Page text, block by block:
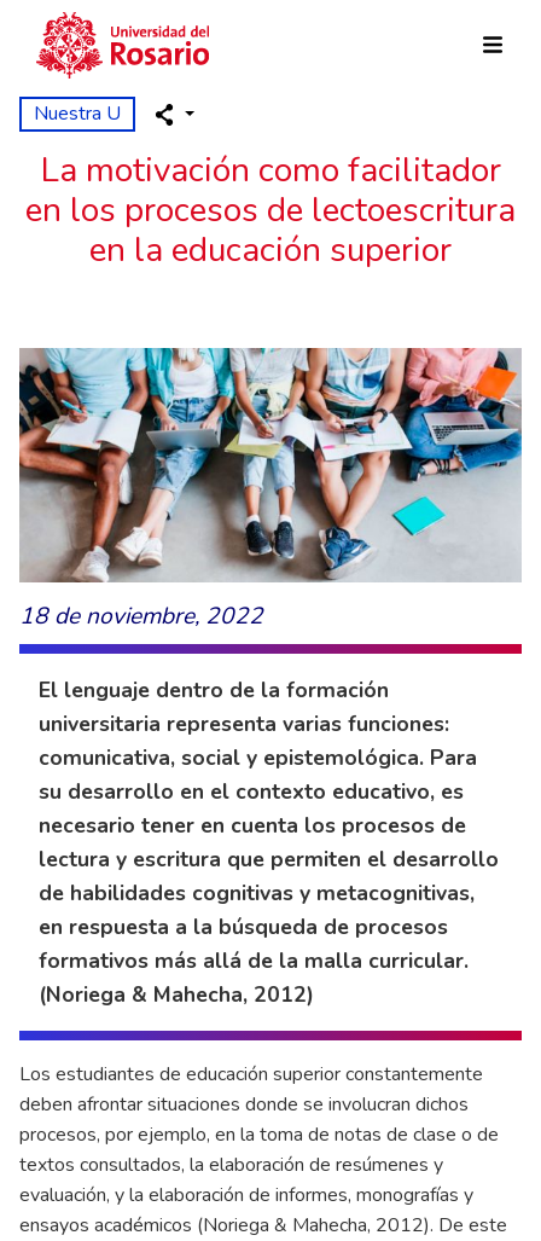
Pasar al contenido principal
Nuestra U
La motivación como facilitador
en los procesos de lectoescritura
en la educación superior
18 de noviembre, 2022
El lenguaje dentro de la formación
universitaria representa varias funciones:
comunicativa, social y epistemológica. Para
su desarrollo en el contexto educativo, es
necesario tener en cuenta los procesos de
lectura y escritura que permiten el desarrollo
de habilidades cognitivas y metacognitivas,
en respuesta a la búsqueda de procesos
formativos más allá de la malla curricular.
(Noriega & Mahecha, 2012)
Los estudiantes de educación superior constantemente
deben afrontar situaciones donde se involucran dichos
procesos, por ejemplo, en la toma de notas de clase o de
textos consultados, la elaboración de resúmenes y
evaluación, y la elaboración de informes, monografías y
ensayos académicos (Noriega & Mahecha, 2012). De este